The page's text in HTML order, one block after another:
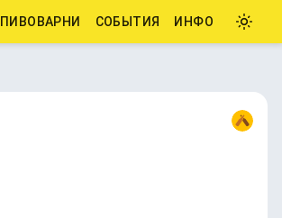
ПИВОВАРНИ СОБЫТИЯ ИНФО